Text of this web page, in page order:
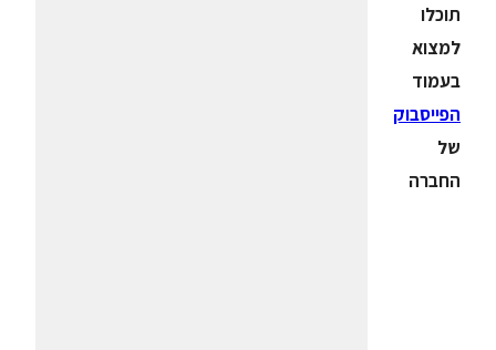
תוכלו
למצוא
בעמוד
הפייסבוק
של
החברה